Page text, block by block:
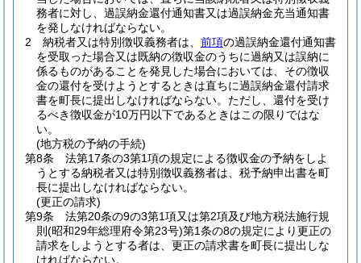
務者に対し、過誤納金還付通知書又は過誤納金充当通知書
を発しなければならない。
2
納税者又は特別徴収義務者は、 前項の過誤納金還付通知書
を受取った場合又は既納の徴収金のうちに過納又は誤納に
係るものがあることを発見した場合においては、その徴収
金の還付を受けようとするときは直ちに過誤納金還付請求
書を町長に提出しなければならない。 ただし、還付を受け
るべき徴収金が10万円以下であるときはこの限りではな
い。
(地方税の予納の手続)
第8条
法第17条の3第1項の規定による徴収金の予納をしよ
うとする納税者又は特別徴収義務者は、税予納申出書を町
長に提出しなければならない。
(更正の請求)
第9条
法第20条の9の3第1項又は第2項及び地方税法施行規
則 (昭和29年総理府令第23号)第1条の8の規定により更正の
請求をしようとする者は、更正の請求書を町長に提出しな
ければならない。